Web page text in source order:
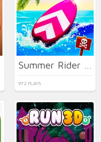
972 PLAYS